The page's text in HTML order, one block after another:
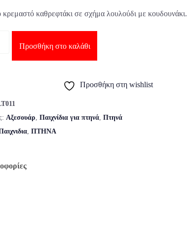
κρεμαστό καθρεφτάκι σε σχήμα λουλούδι με κουδουνάκι.
Προσθήκη στο καλάθι
Προσθήκη στη wishlist
Αξεσουάρ,Παιχνίδια για πτηνά,Πτηνά
,ΠΤΗΝΑ